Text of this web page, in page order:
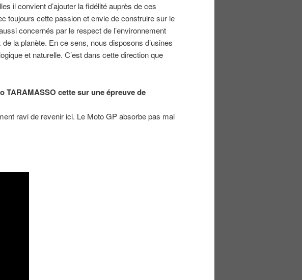
il convient d’ajouter la fidélité auprès de ces
toujours cette passion et envie de construire sur le
concernés par le respect de l’environnement
la planète. En ce sens, nous disposons d’usines
et naturelle. C’est dans cette direction que
TARAMASSO cette sur une épreuve de
ravi de revenir ici. Le Moto GP absorbe pas mal